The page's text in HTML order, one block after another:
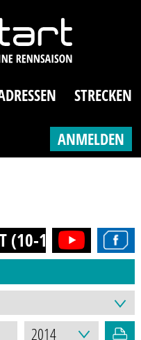
STRECKEN
ANMELDEN
(10-16J.)2014